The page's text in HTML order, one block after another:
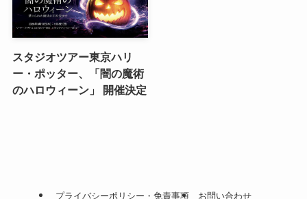
スタジオツアー東京ハリ
ー・ポッター、「闇の魔術
のハロウィーン」 開催決定
プライバシーポリシー・免責事項 お問い合わせ